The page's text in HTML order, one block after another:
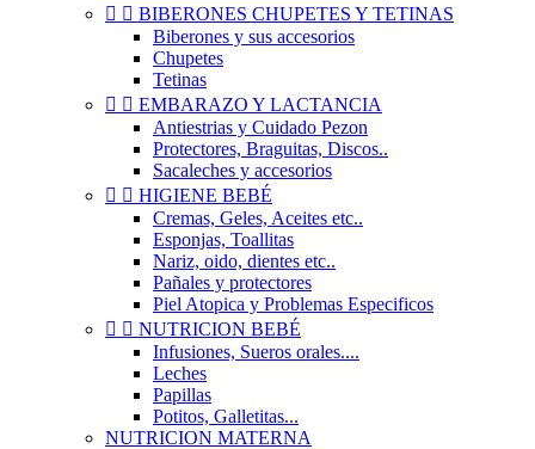
  BIBERONES CHUPETES Y TETINAS
Biberones y sus accesorios
Chupetes
Tetinas
  EMBARAZO Y LACTANCIA
Antiestrias y Cuidado Pezon
Protectores, Braguitas, Discos..
Sacaleches y accesorios
  HIGIENE BEBÉ
Cremas, Geles, Aceites etc..
Esponjas, Toallitas
Nariz, oido, dientes etc..
Pañales y protectores
Piel Atopica y Problemas Especificos
  NUTRICION BEBÉ
Infusiones, Sueros orales....
Leches
Papillas
Potitos, Galletitas...
NUTRICION MATERNA